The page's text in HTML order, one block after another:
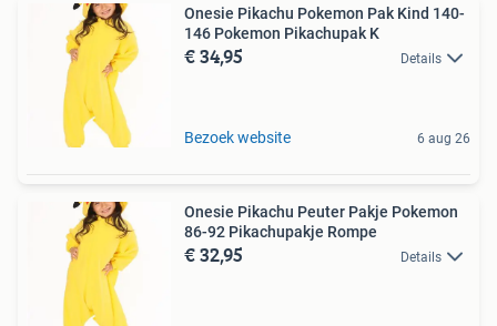
Onesie Pikachu Pokemon Pak Kind 140-
146 Pokemon Pikachupak K
€ 34,95 Details
Bezoek website 6 aug 26
Onesie Pikachu Peuter Pakje Pokemon
86-92 Pikachupakje Rompe
€ 32,95 Details